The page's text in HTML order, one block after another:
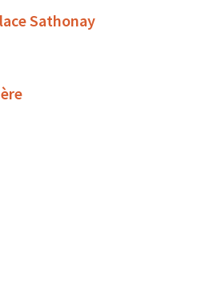
Sathonay